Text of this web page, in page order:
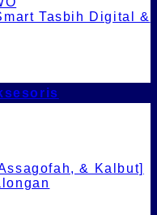
Tasbih Digital &
& Kalbut]